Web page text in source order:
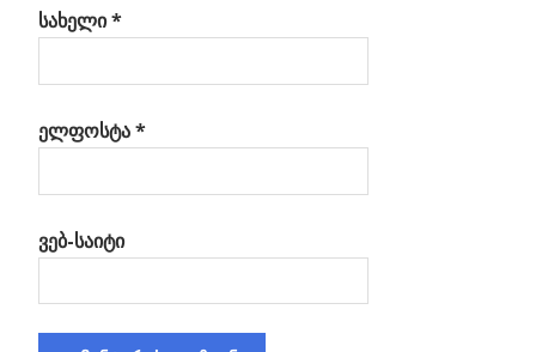
სახელი*
ელფოსტა*
ვებ-საიტი